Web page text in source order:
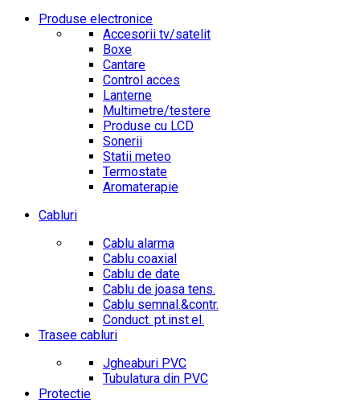
Produse electronice
Accesorii tv/satelit
Boxe
Cantare
Control acces
Lanterne
Multimetre/testere
Produse cu LCD
Sonerii
Statii meteo
Termostate
Aromaterapie
Cabluri
Cablu alarma
Cablu coaxial
Cablu de date
Cablu de joasa tens.
Cablu semnal.&contr.
Conduct. pt.inst.el.
Trasee cabluri
Jgheaburi PVC
Tubulatura din PVC
Protectie